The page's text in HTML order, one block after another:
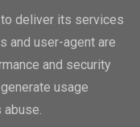
deliver its services
and user-agent are
and security
usage